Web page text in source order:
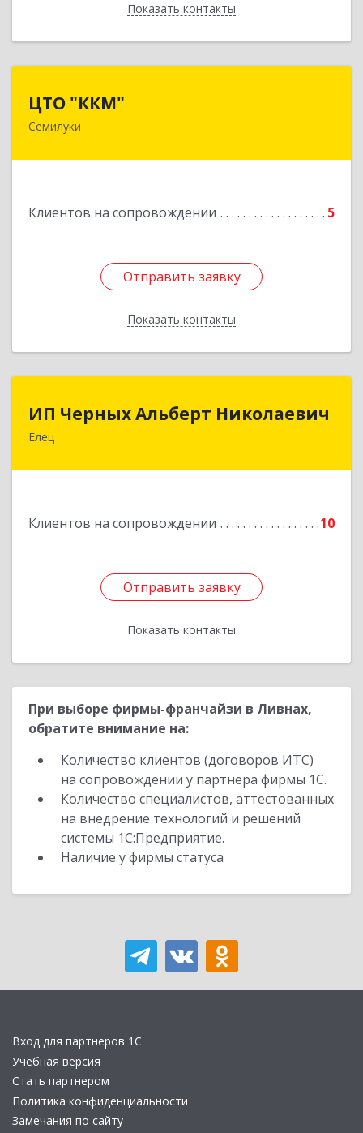
Показать контакты
Назад
ЦТО "ККМ"
Семилуки
Клиентов на сопровождении 5
Отправить заявку
Показать контакты
Отправить заявку
Назад
ИП Черных Альберт Николаевич
Елец
Клиентов на сопровождении 10
Отправить заявку
Показать контакты
ИП Черных Альберт Николаевич
399771, Липецкая обл, Елец г, Н.Гусевой ул, 56А
Отправить заявку
Назад
При выборе фирмы-франчайзи в Ливнах,
обратите внимание на:
Количество клиентов (договоров ИТС)
на сопровождении у партнера фирмы 1С.
Количество специалистов, аттестованных
на внедрение технологий и решений
системы 1С:Предприятие.
Наличие у фирмы статуса
Вход для партнеров 1С
Учебная версия
Стать партнером
Политика конфиденциальности
Замечания по сайту